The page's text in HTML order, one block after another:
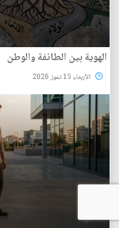
الهوية بين الطائفة والوطن
الأربعاء 15 تموز 2026